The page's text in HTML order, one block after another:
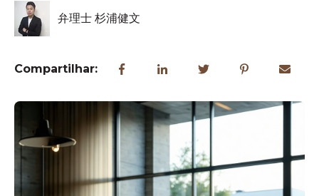
弁理士 杉浦健文
Compartilhar: